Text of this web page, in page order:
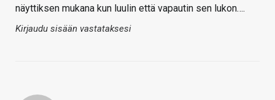
näyttiksen mukana kun luulin että vapautin sen lukon….
Kirjaudu sisään vastataksesi